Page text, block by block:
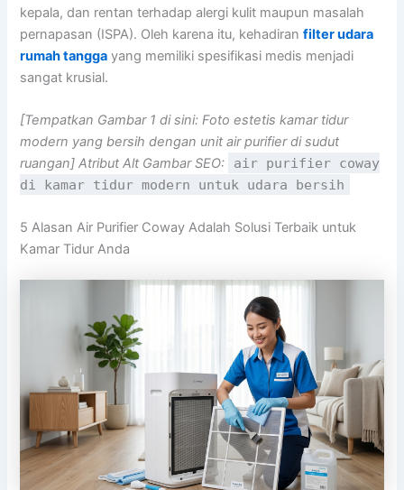
kepala, dan rentan terhadap alergi kulit maupun masalah
pernapasan (ISPA). Oleh karena itu, kehadiranfilter udara
rumah tangga yang memiliki spesifikasi medis menjadi
sangat krusial.
[Tempatkan Gambar 1 di sini: Foto estetis kamar tidur
modern yang bersih dengan unit air purifier di sudut
ruangan] Atribut Alt Gambar SEO:
air purifier coway
di kamar tidur modern untuk udara bersih
5 Alasan Air Purifier Coway Adalah Solusi Terbaik untuk
Kamar Tidur Anda